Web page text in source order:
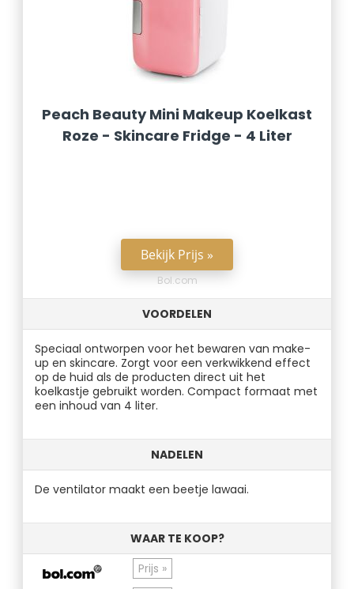
Peach Beauty Mini Makeup Koelkast
Roze - Skincare Fridge - 4 Liter
Bekijk Prijs »
Bol.com
VOORDELEN
Speciaal ontworpen voor het bewaren van make-
up en skincare. Zorgt voor een verkwikkend effect
op de huid als de producten direct uit het
koelkastje gebruikt worden. Compact formaat met
een inhoud van 4 liter.
NADELEN
De ventilator maakt een beetje lawaai.
WAAR TE KOOP?
Prijs »